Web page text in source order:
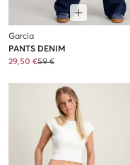
Garcia
PANTS DENIM
29,50 €59 €